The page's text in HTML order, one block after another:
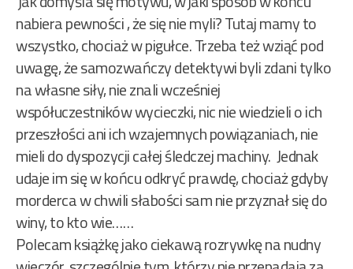
nabiera pewności , że się nie myli? Tutaj mamy to
wszystko, chociaż w pigułce. Trzeba też wziąć pod
uwagę, że samozwańczy detektywi byli zdani tylko
na własne siły, nie znali wcześniej
współuczestników wycieczki, nic nie wiedzieli o ich
przeszłości ani ich wzajemnych powiązaniach, nie
mieli do dyspozycji całej śledczej machiny. Jednak
udaje im się w końcu odkryć prawdę, chociaż gdyby
morderca w chwili słabości sam nie przyznał się do
winy, to kto wie……
Polecam książkę jako ciekawą rozrywkę na nudny